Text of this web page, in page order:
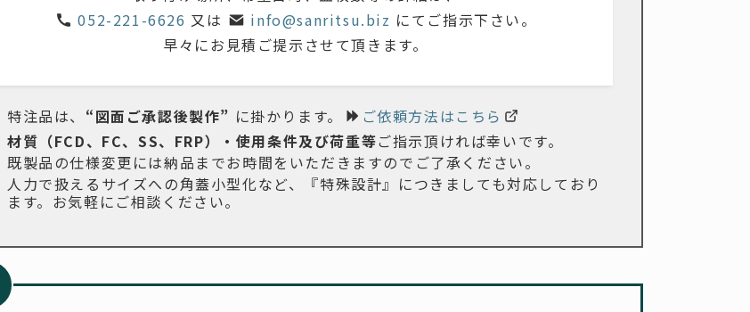
052-221-6626 又は info@sanritsu.biz にてご指示下さい。
早々にお見積ご提示させて頂きます。
特注品は、 “図面ご承認後製作” に掛かります。
ご依頼方法はこちら
材質（FCD、FC、SS、FRP）・使用条件及び荷重等ご指示頂ければ幸いです。
既製品の仕様変更には納品までお時間をいただきますのでご了承ください。
人力で扱えるサイズへの角蓋小型化など、『特殊設計』につきましても対応しており
ます。お気軽にご相談ください。